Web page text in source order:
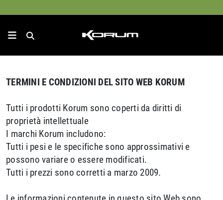
TERMINI E CONDIZIONI DEL SITO WEB KORUM
Tutti i prodotti Korum sono coperti da diritti di
proprietà intellettuale
I marchi Korum includono:
Tutti i pesi e le specifiche sono approssimativi e
possono variare o essere modificati.
Tutti i prezzi sono corretti a marzo 2009.